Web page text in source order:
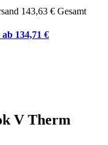
143,63 € Gesamt
ab 134,71 €
V Therm